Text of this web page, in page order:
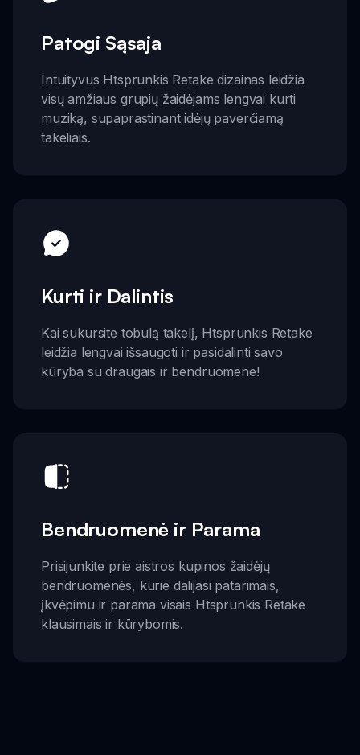
Patogi Sąsaja
Intuityvus Htsprunkis Retake dizainas leidžia
visų amžiaus grupių žaidėjams lengvai kurti
muziką, supaprastinant idėjų paverčiamą
takeliais.
Kurti ir Dalintis
Kai sukursite tobulą takelį, Htsprunkis Retake
leidžia lengvai išsaugoti ir pasidalinti savo
kūryba su draugais ir bendruomene!
Bendruomenė ir Parama
Prisijunkite prie aistros kupinos žaidėjų
bendruomenės, kurie dalijasi patarimais,
įkvėpimu ir parama visais Htsprunkis Retake
klausimais ir kūrybomis.